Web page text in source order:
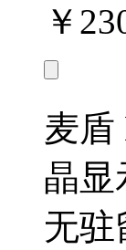
￥
麦盾
晶显
无驻